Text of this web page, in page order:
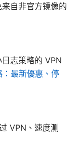
自非官方镜像的
志策略的 VPN
最新優惠、停
VPN、速度测